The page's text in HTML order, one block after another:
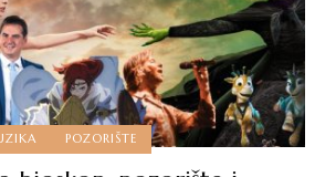
POZORIŠTE